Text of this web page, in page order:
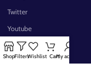
Twitter
Youtube
Pinterest
FB Group
ShopFiltersWishlist CartMy account